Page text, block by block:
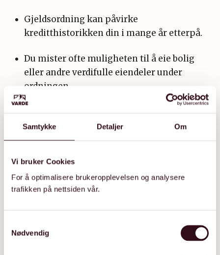
Samtykke Detaljer Om
Vi bruker Cookies
For å optimalisere brukeropplevelsen og analysere
trafikken på nettsiden vår.
Nødvendig
Gjeldsordning kan påvirke
kreditthistorikken din i mange år etterpå.
Du mister ofte muligheten til å eie bolig
eller andre verdifulle eiendeler under
ordningen.
Alternativer til gjeldsordning
Før du søker om gjeldsordning, bør du alltid
Forhandle direkte med
kreditorene:Mange er villige til å lage
refinansiering med pant i bolig gi lavere